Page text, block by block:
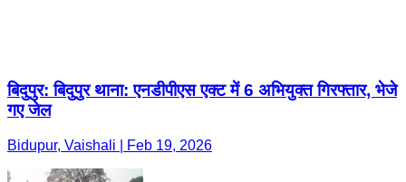
बिदुपुर: बिदुपुर थाना: एनडीपीएस एक्ट में 6 अभियुक्त गिरफ्तार, भेजे
गए जेल
Bidupur, Vaishali | Feb 19, 2026